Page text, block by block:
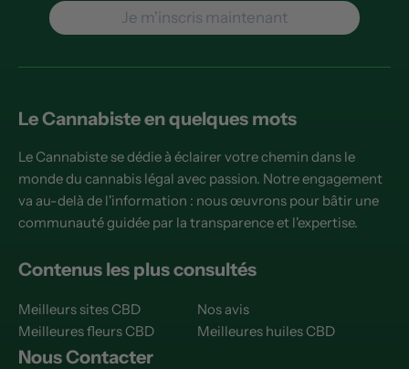
Je m'inscris maintenant
Le Cannabiste en quelques mots
Le Cannabiste se dédie à éclairer votre chemin dans le
monde du cannabis légal avec passion. Notre engagement
va au-delà de l'information : nous œuvrons pour bâtir une
communauté guidée par la transparence et l'expertise.
Contenus les plus consultés
Meilleurs sites CBD
Nos avis
Meilleures fleurs CBD
Meilleures huiles CBD
Nous Contacter